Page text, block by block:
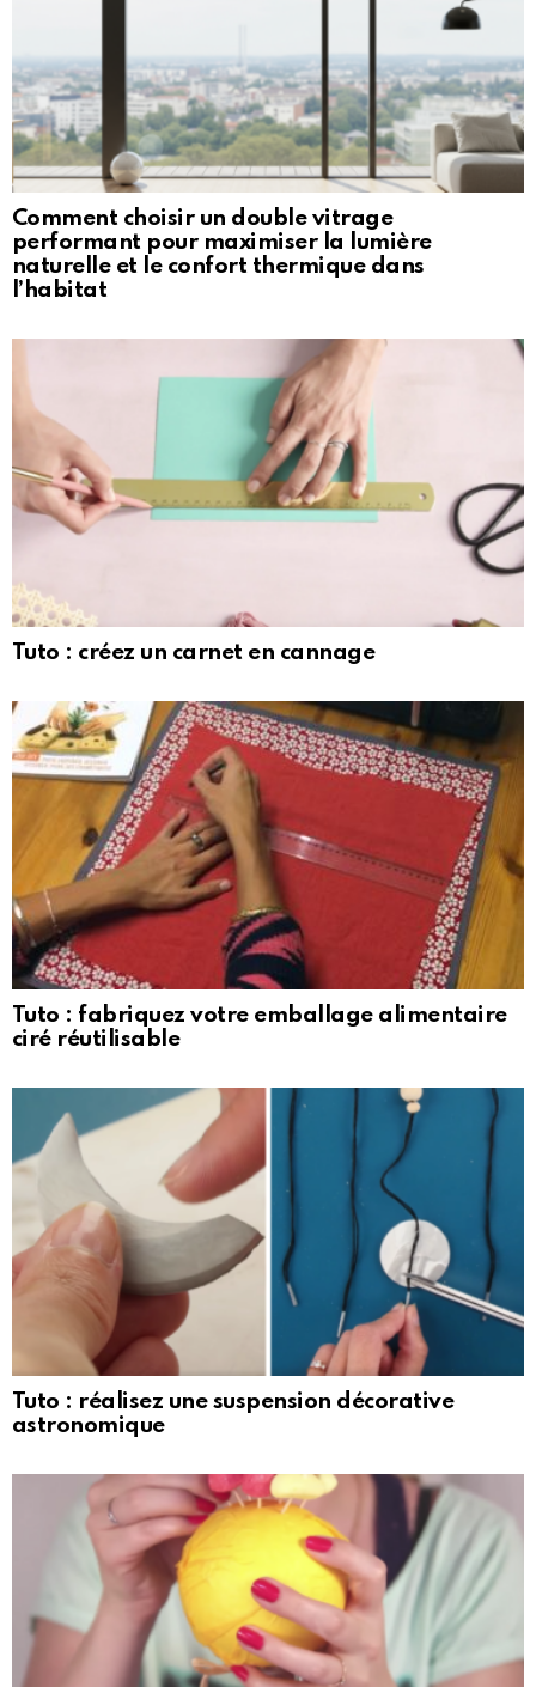
Comment choisir un double vitrage
performant pour maximiser la lumière
naturelle et le confort thermique dans
l’habitat
Tuto : créez un carnet en cannage
Tuto : fabriquez votre emballage alimentaire
ciré réutilisable
Tuto : réalisez une suspension décorative
astronomique